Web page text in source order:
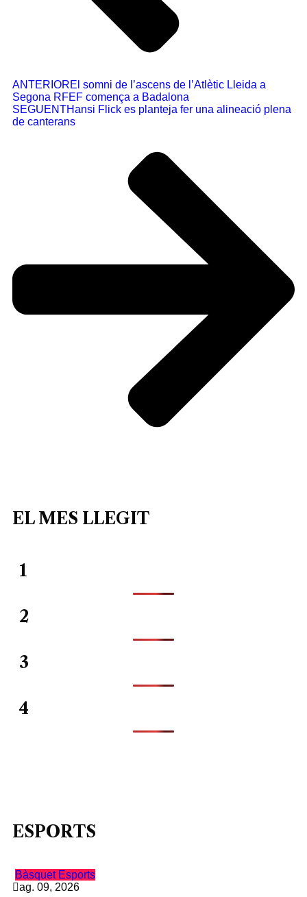
ANTERIOREl somni de l’ascens de l’Atlètic Lleida a
Segona RFEF comença a Badalona
SEGUENTHansi Flick es planteja fer una alineació plena
de canterans
EL MES LLEGIT
1
2
3
4
ESPORTS
Bàsquet Esports
ag. 09, 2026